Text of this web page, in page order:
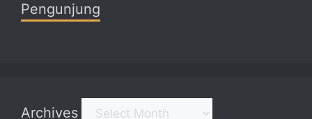
Pengunjung
Archives Archives